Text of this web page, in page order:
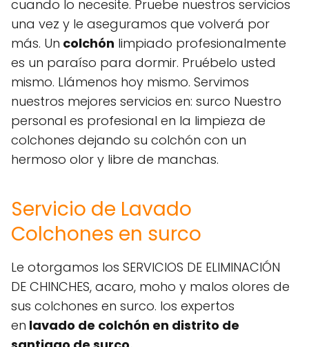
cuando lo necesite. Pruebe nuestros servicios
una vez y le aseguramos que volverá por
más. Un colchón limpiado profesionalmente
es un paraíso para dormir. Pruébelo usted
mismo. Llámenos hoy mismo. Servimos
nuestros mejores servicios en: surco Nuestro
personal es profesional en la limpieza de
colchones dejando su colchón con un
hermoso olor y libre de manchas.
Servicio de Lavado
Colchones en surco
Le otorgamos los SERVICIOS DE ELIMINACIÓN
DE CHINCHES, acaro, moho y malos olores de
sus colchones en surco. los expertos
en lavado de colchón en distrito de